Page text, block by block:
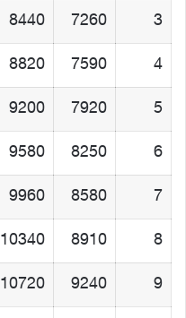
3
7260
8440
4
7590
8820
5
7920
9200
6
8250
9580
7
8580
9960
8
8910
10340
9
9240
10720